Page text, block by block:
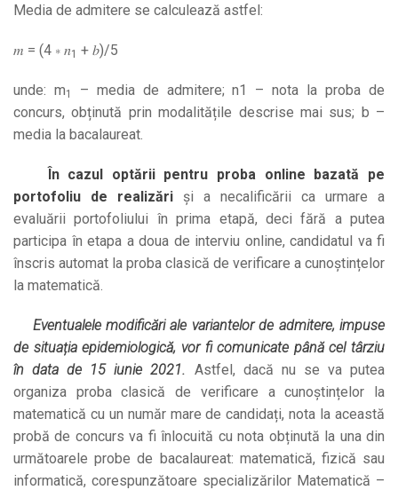
Media de admitere se calculează astfel:
𝑚 = (4 ∗ 𝑛1 + 𝑏)/5
unde: m1
– media de admitere; n1 – nota la proba de
concurs, obținută prin modalitățile descrise mai sus; b –
media la bacalaureat.
În cazul optării pentru proba online bazată pe
portofoliu de realizări și a necalificării ca urmare a
evaluării portofoliului în prima etapă, deci fără a putea
participa în etapa a doua de interviu online, candidatul va fi
înscris automat la proba clasică de verificare a cunoștințelor
la matematică.
Eventualele modificări ale variantelor de admitere, impuse
de situația epidemiologică, vor fi comunicate până cel târziu
în data de 15 iunie 2021. Astfel, dacă nu se va putea
organiza proba clasică de verificare a cunoștințelor la
matematică cu un număr mare de candidați, nota la această
probă de concurs va fi înlocuită cu nota obținută la una din
următoarele probe de bacalaureat: matematică, fizică sau
informatică, corespunzătoare specializărilor Matematică –